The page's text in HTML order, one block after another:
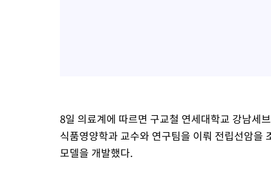
8일 의료계에 따르면 구교철 연세대학교 강남세
식품영양학과 교수와 연구팀을 이뤄 전립선암을
모델을 개발했다.